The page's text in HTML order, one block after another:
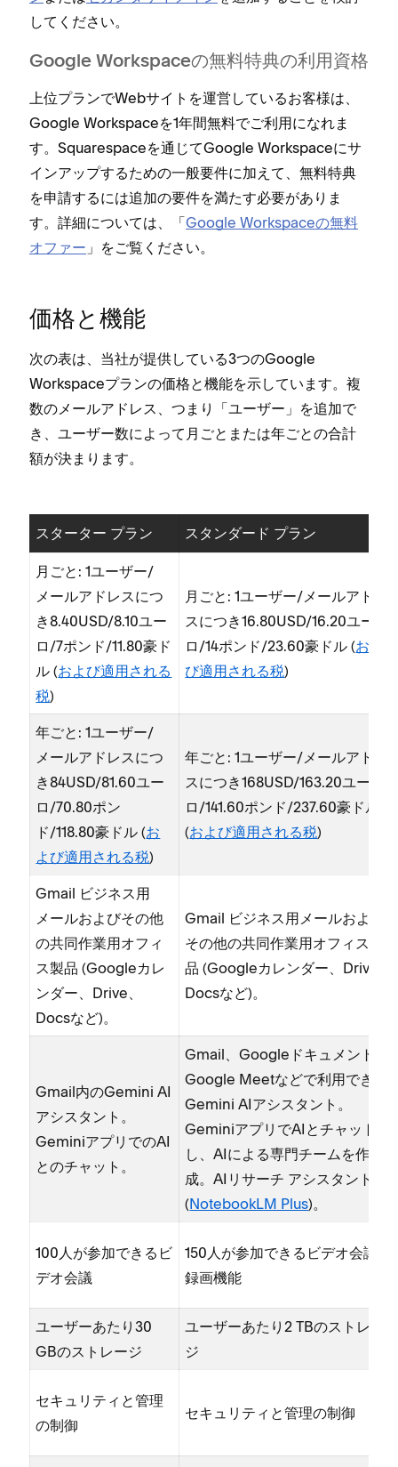
してください⁠。
Google Workspaceの無料特典の利用資格
上位プランでWebサイトを運営しているお客様は⁠、
Google Workspaceを1年間無料でご利用になれま
す⁠。Squarespaceを通じてGoogle Workspaceにサ
インア⁠ップするための一般要件に加えて⁠、無料特典
を申請するには追加の要件を満たす必要がありま
す⁠。詳細については⁠、「⁠Google Workspaceの無料
オフ⁠ァ⁠ー ⁠」をご覧ください⁠。
価格と機能
次の表は⁠、当社が提供している3つのGoogle
Workspaceプランの価格と機能を示しています⁠。複
数のメ⁠ールアドレス⁠、つまり「⁠ユ⁠ーザ⁠ー⁠」を追加で
き⁠、ユ⁠ーザ⁠ー数によ⁠って月ごとまたは年ごとの合計
額が決まります⁠。
スタ⁠ータ⁠ー プラン スタンダ⁠ード プラン
月ごと⁠: 1ユ⁠ーザ⁠ー/
メ⁠ールアドレスにつ
き8⁠.40USD/8⁠.10ユ⁠ー
ロ/7ポンド/11⁠.80豪ド
ル (⁠および適用される
税⁠)
月ごと⁠: 1ユ⁠ーザ⁠ー/メ⁠ールアドレ
スにつき16⁠.80USD/16⁠.20ユ⁠ー
ロ/14ポンド/23⁠.60豪ドル (⁠およ
び適用される税⁠)
年ごと⁠: 1ユ⁠ーザ⁠ー/
メ⁠ールアドレスにつ
き84USD/81⁠.60ユ⁠ー
ロ/70⁠.80ポン
ド/118⁠.80豪ドル (⁠お
よび適用される税⁠)
年ごと⁠: 1ユ⁠ーザ⁠ー/メ⁠ールアドレ
スにつき168USD/163⁠.20ユ⁠ー
ロ/141⁠.60ポンド/237⁠.60豪ドル
(⁠および適用される税⁠)
Gmail ビジネス用
メ⁠ールおよびその他
の共同作業用オフ⁠ィ
ス製品 (⁠Googleカレ
ンダ⁠ー⁠、Drive⁠、
Docsなど⁠)⁠。
Gmail ビジネス用メ⁠ールおよび
その他の共同作業用オフ⁠ィス製
品 (⁠Googleカレンダ⁠ー⁠、Drive⁠、
Docsなど⁠)⁠。
Gmail内のGemini AI
アシスタント⁠。
GeminiアプリでのAI
とのチ⁠ャ⁠ット⁠。
Gmail⁠、Googleドキ⁠ュメント⁠、
Google Meetなどで利用できる
Gemini AIアシスタント⁠。
GeminiアプリでAIとチ⁠ャ⁠ット
し⁠、AIによる専門チ⁠ームを作
成⁠。AIリサ⁠ーチ アシスタント
(⁠NotebookLM Plus⁠)⁠。
100人が参加できるビ
デオ会議
150人が参加できるビデオ会議と
録画機能
ユ⁠ーザ⁠ーあたり30
GBのストレ⁠ージ
ユ⁠ーザ⁠ーあたり2 TBのストレ⁠ー
ジ
セキ⁠ュリテ⁠ィと管理
の制御
セキ⁠ュリテ⁠ィと管理の制御